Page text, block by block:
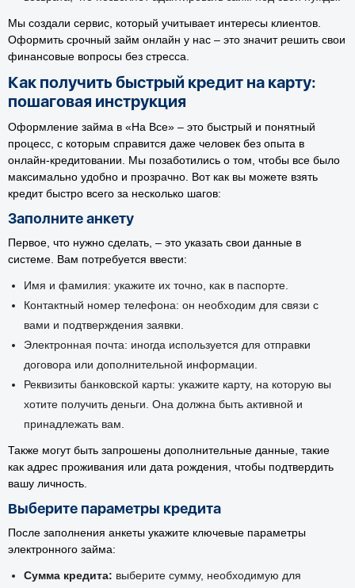
Мы создали сервис, который учитывает интересы клиентов.
Оформить срочный займ онлайн у нас – это значит решить свои
финансовые вопросы без стресса.
Как получить быстрый кредит на карту:
пошаговая инструкция
Оформление займа в «На Все» – это быстрый и понятный
процесс, с которым справится даже человек без опыта в
онлайн-кредитовании. Мы позаботились о том, чтобы все было
максимально удобно и прозрачно. Вот как вы можете взять
кредит быстро всего за несколько шагов:
Заполните анкету
Первое, что нужно сделать, – это указать свои данные в
системе. Вам потребуется ввести:
Имя и фамилия: укажите их точно, как в паспорте.
Контактный номер телефона: он необходим для связи с
вами и подтверждения заявки.
Электронная почта: иногда используется для отправки
договора или дополнительной информации.
Реквизиты банковской карты: укажите карту, на которую вы
хотите получить деньги. Она должна быть активной и
принадлежать вам.
Также могут быть запрошены дополнительные данные, такие
как адрес проживания или дата рождения, чтобы подтвердить
вашу личность.
Выберите параметры кредита
После заполнения анкеты укажите ключевые параметры
электронного займа:
Сумма кредита: выберите сумму, необходимую для